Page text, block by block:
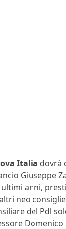
Italia dovrà
Giuseppe
anni,
neo
del Pdl